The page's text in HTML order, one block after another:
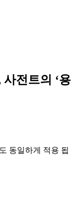
전트의 ‘용
동일하게 적용 됩